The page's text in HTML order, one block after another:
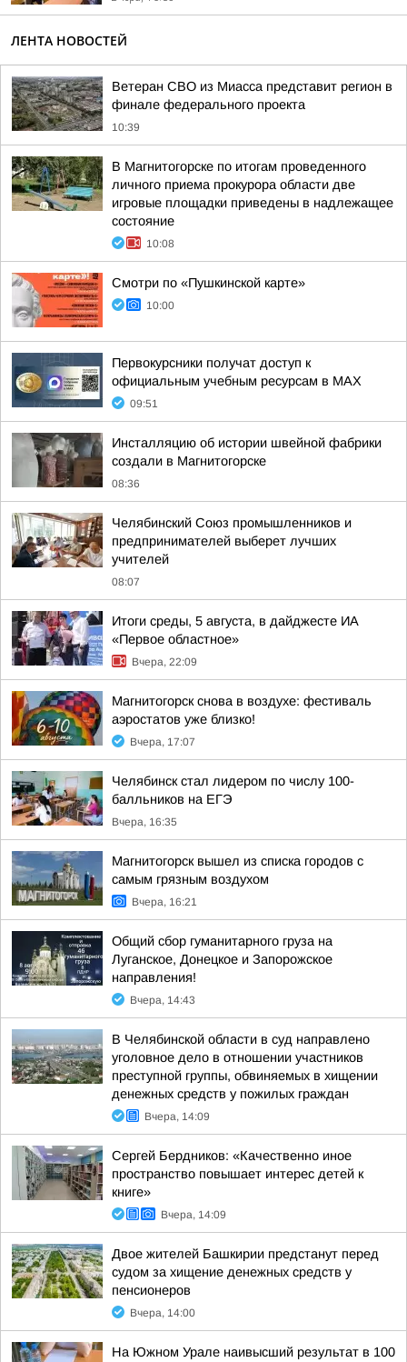
ЛЕНТА НОВОСТЕЙ
Ветеран СВО из Миасса представит регион в
финале федерального проекта
10:39
В Магнитогорске по итогам проведенного
личного приема прокурора области две
игровые площадки приведены в надлежащее
состояние
10:08
Смотри по «Пушкинской карте»
10:00
Первокурсники получат доступ к
официальным учебным ресурсам в MAX
09:51
Инсталляцию об истории швейной фабрики
создали в Магнитогорске
08:36
Челябинский Союз промышленников и
предпринимателей выберет лучших
учителей
08:07
Итоги среды, 5 августа, в дайджесте ИА
«Первое областное»
Вчера, 22:09
Магнитогорск снова в воздухе: фестиваль
аэростатов уже близко!
Вчера, 17:07
Челябинск стал лидером по числу 100-
балльников на ЕГЭ
Вчера, 16:35
Магнитогорск вышел из списка городов с
самым грязным воздухом
Вчера, 16:21
Общий сбор гуманитарного груза на
Луганское, Донецкое и Запорожское
направления!
Вчера, 14:43
В Челябинской области в суд направлено
уголовное дело в отношении участников
преступной группы, обвиняемых в хищении
денежных средств у пожилых граждан
Вчера, 14:09
Сергей Бердников: «Качественно иное
пространство повышает интерес детей к
книге»
Вчера, 14:09
Двое жителей Башкирии предстанут перед
судом за хищение денежных средств у
пенсионеров
Вчера, 14:00
На Южном Урале наивысший результат в 100